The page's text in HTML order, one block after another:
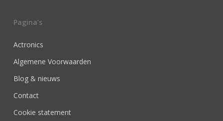
Pagina’s
Actronics
Algemene Voorwaarden
Blog & nieuws
Contact
Cookie statement